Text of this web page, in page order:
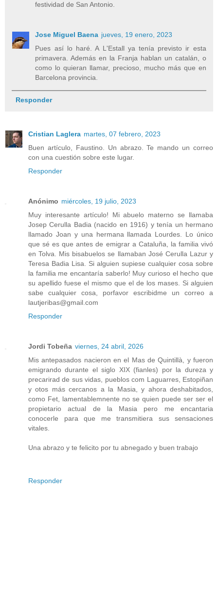
festividad de San Antonio.
Jose Miguel Baena jueves, 19 enero, 2023
Pues así lo haré. A L'Estall ya tenía previsto ir esta
primavera. Además en la Franja hablan un catalán, o
como lo quieran llamar, precioso, mucho más que en
Barcelona provincia.
Responder
Cristian Laglera martes, 07 febrero, 2023
Buen artículo, Faustino. Un abrazo. Te mando un correo
con una cuestión sobre este lugar.
Responder
Anónimo miércoles, 19 julio, 2023
Muy interesante artículo! Mi abuelo materno se llamaba
Josep Cerulla Badia (nacido en 1916) y tenía un hermano
llamado Joan y una hermana llamada Lourdes. Lo único
que sé es que antes de emigrar a Cataluña, la familia vivó
en Tolva. Mis bisabuelos se llamaban José Cerulla Lazur y
Teresa Badia Lisa. Si alguien supiese cualquier cosa sobre
la familia me encantaría saberlo! Muy curioso el hecho que
su apellido fuese el mismo que el de los mases. Si alguien
sabe cualquier cosa, porfavor escribidme un correo a
lautjeribas@gmail.com
Responder
Jordi Tobeña viernes, 24 abril, 2026
Mis antepasados nacieron en el Mas de Quintillà, y fueron
emigrando durante el siglo XIX (fianles) por la dureza y
precarirad de sus vidas, pueblos com Laguarres, Estopiñan
y otos más cercanos a la Masia, y ahora deshabitados,
como Fet, lamentablemnente no se quien puede ser ser el
propietario actual de la Masia pero me encantaria
conocerle para que me transmitiera sus sensaciones
vitales.
Una abrazo y te felicito por tu abnegado y buen trabajo
Responder